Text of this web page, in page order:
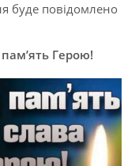
буде повiдомлено
Герою!